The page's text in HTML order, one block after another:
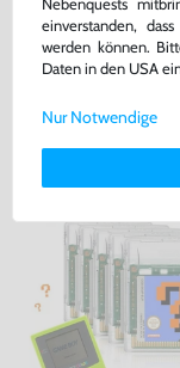
bisher 19,99 €
Nebenquests
einverstanden,
werden können.
Daten in den USA
Weitere
Deinen Rechten
Nur Notwendige